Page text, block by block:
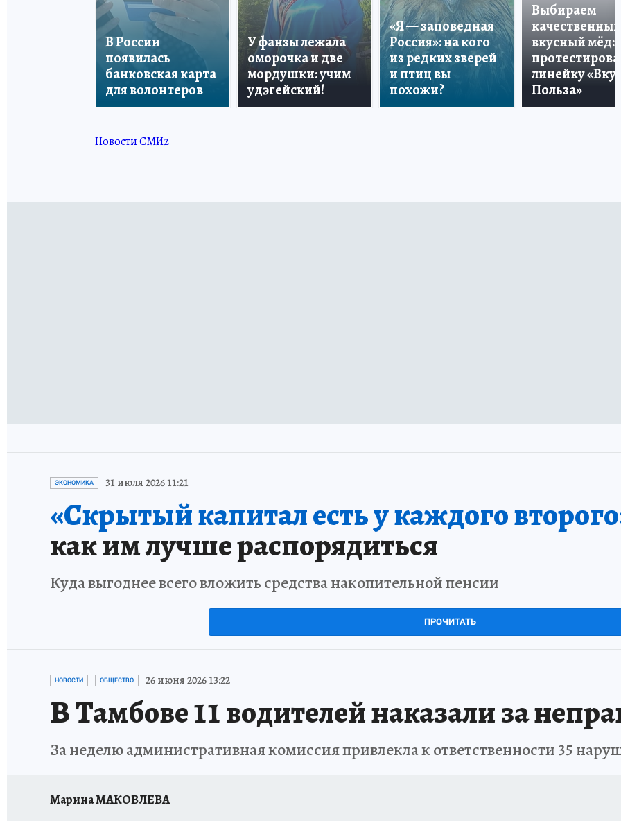
В России
появилась
банковская карта
для волонтеров
У фанзы лежала
оморочка и две
мордушки: учим
удэгейский!
«Я — заповедная
Россия»: на кого
из редких зверей
и птиц вы
похожи?
Выбираем
качественный
вкусный мёд:
линейку «Вкус
Польза»
Новости СМИ2
ЭКОНОМИКА 31 июля 2026 11:21
«Скрытый капитал есть у каждого
как им лучше распорядиться
Куда выгоднее всего вложить средства накопительной пенсии
ПРОЧИТАТЬ
НОВОСТИ ОБЩЕСТВО 26 июня 2026 13:22
В Тамбове 11 водителей наказали за
За неделю административная комиссия привлекла к ответственности 35
Марина МАКОВЛЕВА